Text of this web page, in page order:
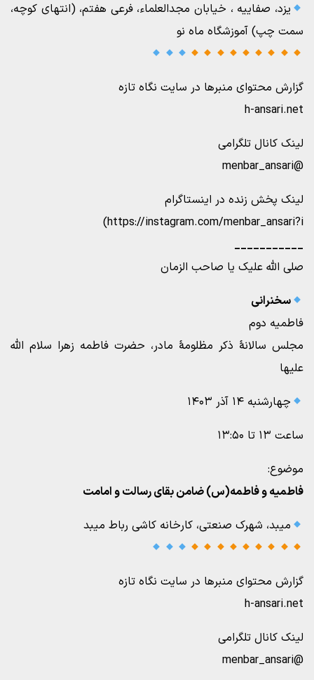
یزد، صفاییه ، خیابان مجدالعلماء، فرعی هفتم، (انتهای کوچه،
سمت چپ) آموزشگاه ماه نو
گزارش محتوای منبرها در سایت نگاه تازه
h-ansari.net
لینک کانال تلگرامی
@menbar_ansari
لینک پخش زنده در اینستاگرام
https://instagram.com/menbar_ansari?i)
___________
صلی الله علیک یا صاحب الزمان
سخنرانی
فاطمیه دوم
مجلس سالانۀ ذکر مظلومۀ مادر، حضرت فاطمه زهرا سلام الله
علیها
چهارشنبه ۱۴ آذر ۱۴۰۳
ساعت ۱۳ تا ۱۳:۵۰
موضوع:
فاطمیه و فاطمه(س) ضامن بقای رسالت و امامت
میبد، شهرک صنعتی، کارخانه کاشی رباط میبد
گزارش محتوای منبرها در سایت نگاه تازه
h-ansari.net
لینک کانال تلگرامی
@menbar_ansari